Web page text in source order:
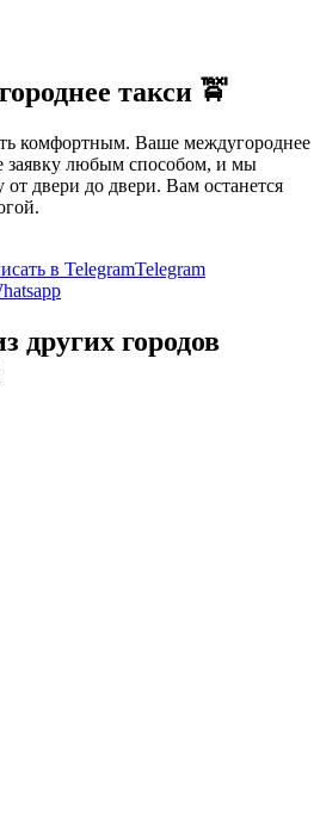
такси 🚖
комфортным. Ваше междугороднее
заявку любым способом, и мы
двери до двери. Вам останется
Telegram
других городов